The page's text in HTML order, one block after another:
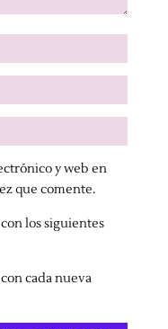
y web en
que comente.
los siguientes
cada nueva